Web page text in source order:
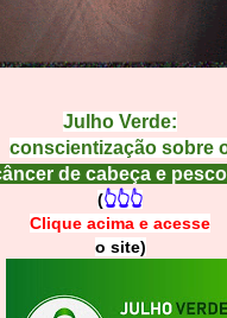
Julho Verde:
conscientização sobre
de cabeça e
(👆👆👆
Clique acima e acesse
o site)